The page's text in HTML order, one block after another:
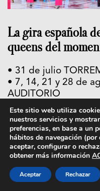
La gira española
queens del
• 31 de julio
• 7, 14, 21 y 28 de
AUDITORIO
• 3, 4, 5, 10, 11 Y 12
BARCELONA
• 29 y 30 de
OLYMPIA
• 1, 2 y 3 de octubre
• Del 7 de octubre
Este sitio web utiliza
nuestros servicios y
preferencias, en base a un
hábitos de navegación
aceptar, configurar o
obtener más información
Aceptar Rechazar